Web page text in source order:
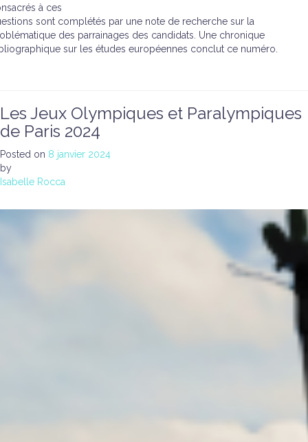
à ces
sont complétés par une note de recherche sur la
des parrainages des candidats. Une chronique
sur les études européennes conclut ce numéro.
Les Jeux Olympiques et Paralympiques
de Paris 2024
Posted on 8 janvier 2024
by
Isabelle Rocca